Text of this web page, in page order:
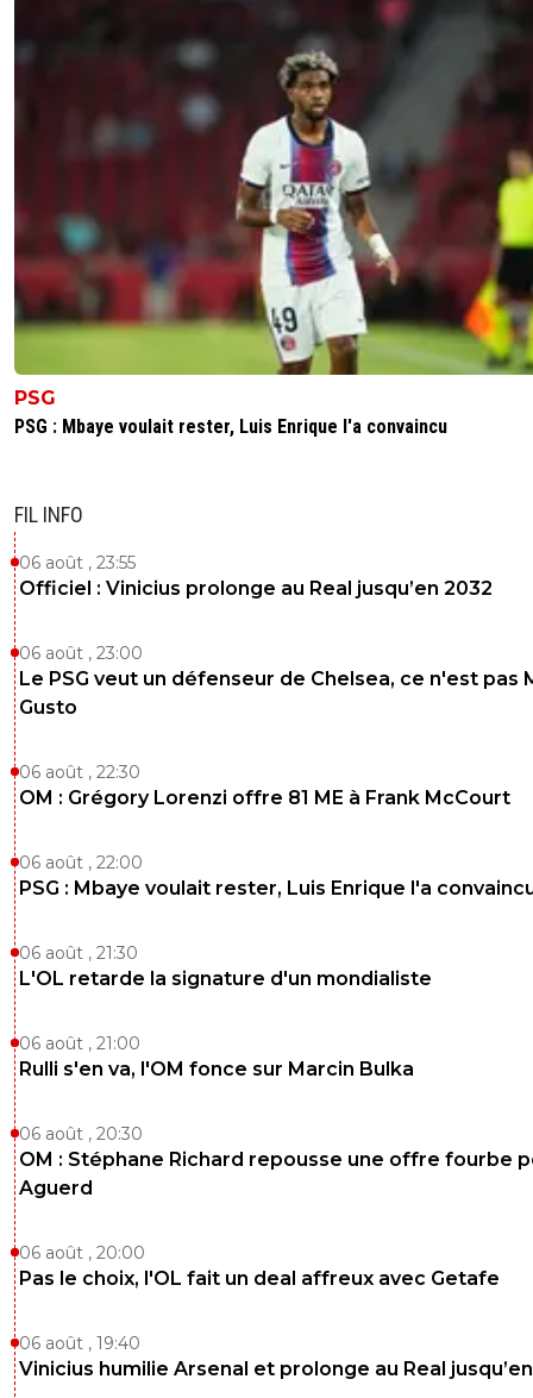
PSG
PSG : Mbaye voulait rester, Luis Enrique l'a convaincu
FIL INFO
06 août , 23:55
Officiel : Vinicius prolonge au Real jusqu’en 2032
06 août , 23:00
Le PSG veut un défenseur de Chelsea, ce n'est pas
Gusto
06 août , 22:30
OM : Grégory Lorenzi offre 81 ME à Frank McCourt
06 août , 22:00
PSG : Mbaye voulait rester, Luis Enrique l'a
06 août , 21:30
L'OL retarde la signature d'un mondialiste
06 août , 21:00
Rulli s'en va, l'OM fonce sur Marcin Bulka
06 août , 20:30
OM : Stéphane Richard repousse une offre fourbe
Aguerd
06 août , 20:00
Pas le choix, l'OL fait un deal affreux avec Getafe
06 août , 19:40
Vinicius humilie Arsenal et prolonge au Real